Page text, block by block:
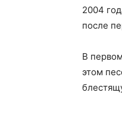
2004
после
В
этом